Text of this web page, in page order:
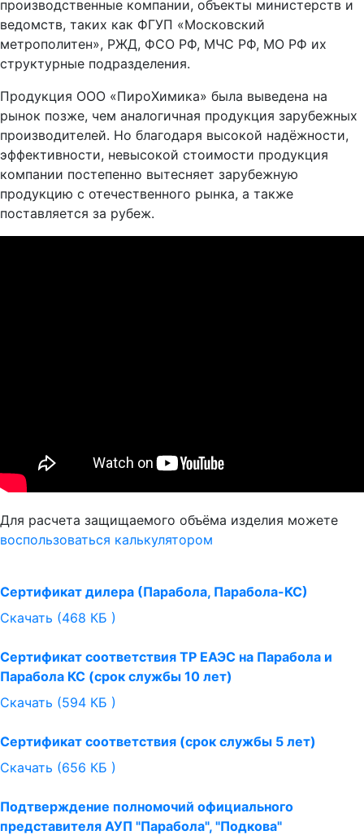
производственные компании, объекты министерств и
ведомств, таких как ФГУП «Московский
метрополитен», РЖД, ФСО РФ, МЧС РФ, МО РФ их
структурные подразделения.
Продукция ООО «ПироХимика» была выведена на
рынок позже, чем аналогичная продукция зарубежных
производителей. Но благодаря высокой надёжности,
эффективности, невысокой стоимости продукция
компании постепенно вытесняет зарубежную
продукцию с отечественного рынка, а также
поставляется за рубеж.
Для расчета защищаемого объёма изделия можете
воспользоваться калькулятором
Сертификат дилера (Парабола, Парабола-КС)
Скачать (468 КБ )
Сертификат соответствия ТР ЕАЭС на Парабола и
Парабола КС (срок службы 10 лет)
Скачать (594 КБ )
Сертификат соответствия (срок службы 5 лет)
Скачать (656 КБ )
Подтверждение полномочий официального
представителя АУП "Парабола", "Подкова"